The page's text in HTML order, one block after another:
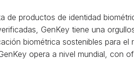
productos de identidad
GenKey tiene una
biométrica sostenibles para el
opera a nivel mundial, con